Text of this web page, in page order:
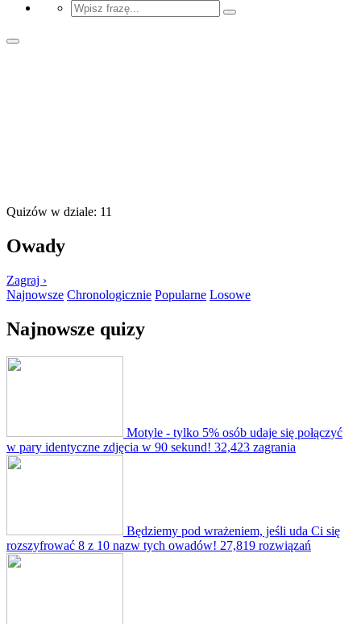
Quizów w dziale: 11
Owady
Zagraj ›
Najnowsze Chronologicznie Popularne Losowe
Najnowsze quizy
Motyle - tylko 5% osób udaje się połączyć
w pary identyczne zdjęcia w 90 sekund! 32,423 zagrania
Będziemy pod wrażeniem, jeśli uda Ci się
rozszyfrować 8 z 10 nazw tych owadów! 27,819 rozwiązań